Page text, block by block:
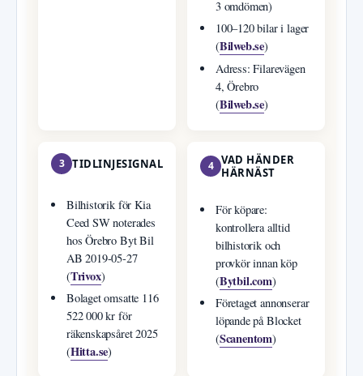
3 omdömen)
100–120 bilar i lager
(Bilweb.se)
Adress: Filarevägen
4, Örebro
(Bilweb.se)
3 TIDLINJESIGNAL
Bilhistorik för Kia
Ceed SW noterades
hos Örebro Byt Bil
AB 2019-05-27
(Trivox)
Bolaget omsatte 116
522 000 kr för
räkenskapsåret 2025
(Hitta.se)
4 VAD HÄNDER
HÄRNÄST
För köpare:
kontrollera alltid
bilhistorik och
provkör innan köp
(Bytbil.com)
Företaget annonserar
löpande på Blocket
(Scanentom)